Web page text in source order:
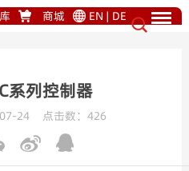
商城 EN | DE
系列控制器
24 点击数： 426